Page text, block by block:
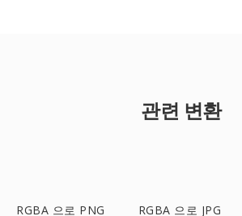
관련 변환
RGBA 으로 PNG RGBA 으로 JPG